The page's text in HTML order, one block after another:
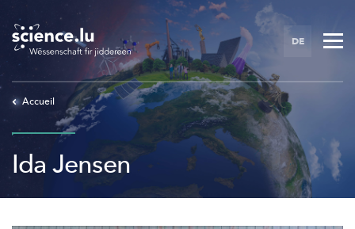
main
content
DE
Accueil
Ida Jensen